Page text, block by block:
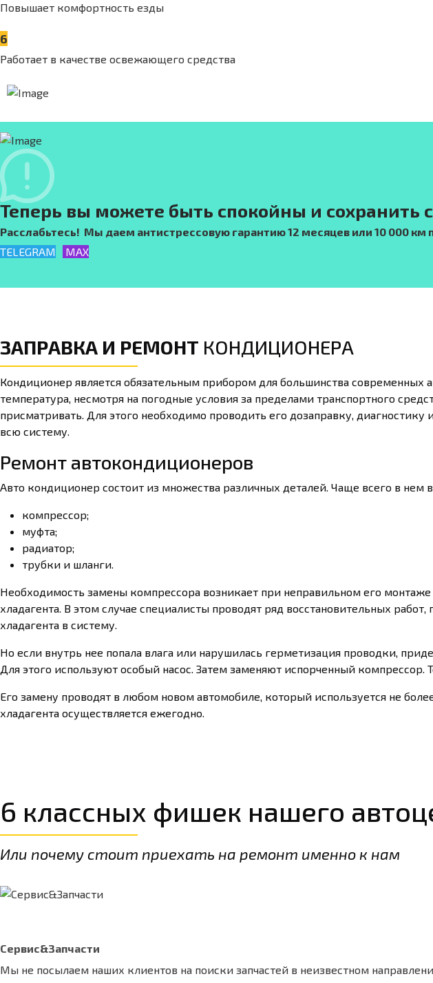
Повышает комфортность езды
6
Работает в качестве освежающего средства
Теперь вы можете быть спокойны и сохранить
Расслабьтесь! Мы даем антистрессовую гарантию 12 месяцев или 10 000 км
TELEGRAM
MAX
ЗАПРАВКА И РЕМОНТ КОНДИЦИОНЕРА
Кондиционер является обязательным прибором для большинства современных
температура, несмотря на погодные условия за пределами транспортного
присматривать. Для этого необходимо проводить его дозаправку,
всю систему.
Ремонт автокондиционеров
Авто кондиционер состоит из множества различных деталей. Чаще всего в нем
компрессор;
муфта;
радиатор;
трубки и шланги.
Необходимость замены компрессора возникает при неправильном его
хладагента. В этом случае специалисты проводят ряд восстановительных
хладагента в систему.
Но если внутрь нее попала влага или нарушилась герметизация проводки,
Для этого используют особый насос. Затем заменяют испорченный компрессор.
Его замену проводят в любом новом автомобиле, который используется не
хладагента осуществляется ежегодно.
6 классных фишек нашего
Или почему стоит приехать на ремонт именно к нам
Сервис&Запчасти
Мы не посылаем наших клиентов на поиски запчастей в неизвестном